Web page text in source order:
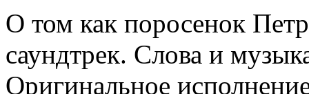
O том как поросенок
саундтрек. Слова и
Оригинальное